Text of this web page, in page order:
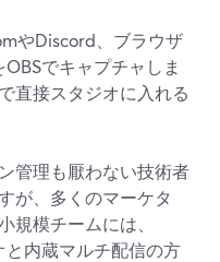
やDiscord、ブラウザ
でキャプチャしま
直接スタジオに入れる
管理も厭わない技術者
が、多くのマーケタ
規模チームには、
内蔵マルチ配信の方